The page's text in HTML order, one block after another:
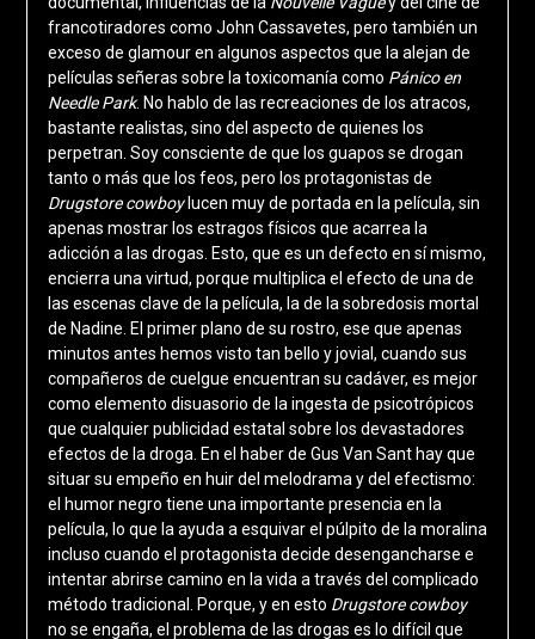
francotiradores como John Cassavetes, pero también un
exceso de glamour en algunos aspectos que la alejan de
películas señeras sobre la toxicomanía como Pánico en
Needle Park. No hablo de las recreaciones de los atracos,
bastante realistas, sino del aspecto de quienes los
perpetran. Soy consciente de que los guapos se drogan
tanto o más que los feos, pero los protagonistas de
Drugstore cowboy lucen muy de portada en la película, sin
apenas mostrar los estragos físicos que acarrea la
adicción a las drogas. Esto, que es un defecto en sí mismo,
encierra una virtud, porque multiplica el efecto de una de
las escenas clave de la película, la de la sobredosis mortal
de Nadine. El primer plano de su rostro, ese que apenas
minutos antes hemos visto tan bello y jovial, cuando sus
compañeros de cuelgue encuentran su cadáver, es mejor
como elemento disuasorio de la ingesta de psicotrópicos
que cualquier publicidad estatal sobre los devastadores
efectos de la droga. En el haber de Gus Van Sant hay que
situar su empeño en huir del melodrama y del efectismo:
el humor negro tiene una importante presencia en la
película, lo que la ayuda a esquivar el púlpito de la moralina
incluso cuando el protagonista decide desengancharse e
intentar abrirse camino en la vida a través del complicado
método tradicional. Porque, y en esto Drugstore cowboy
no se engaña, el problema de las drogas es lo difícil que